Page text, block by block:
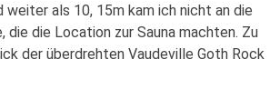
als 10, 15m kam ich nicht an die
die Location zur Sauna machten. Zu
der überdrehten Vaudeville Goth Rock